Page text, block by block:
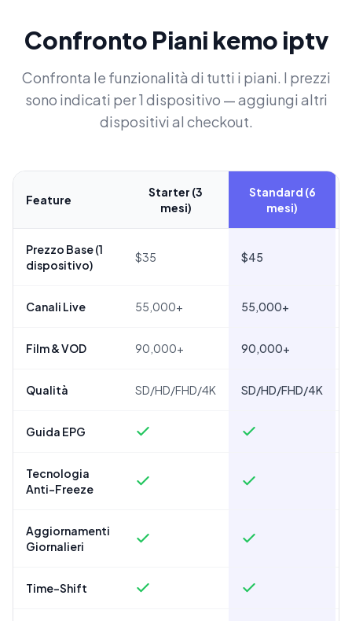
Confronto Piani kemo iptv
Confronta le funzionalità di tutti i piani. I prezzi
sono indicati per 1 dispositivo — aggiungi altri
dispositivi al checkout.
Feature
Starter (3
mesi)
Standard (6
mesi)
Prezzo Base (1
dispositivo)
$35 $45
Canali Live 55,000+ 55,000+
Film & VOD 90,000+ 90,000+
Qualità SD/HD/FHD/4K SD/HD/FHD/4K
Guida EPG
Tecnologia
Anti-Freeze
Aggiornamenti
Giornalieri
Time-Shift